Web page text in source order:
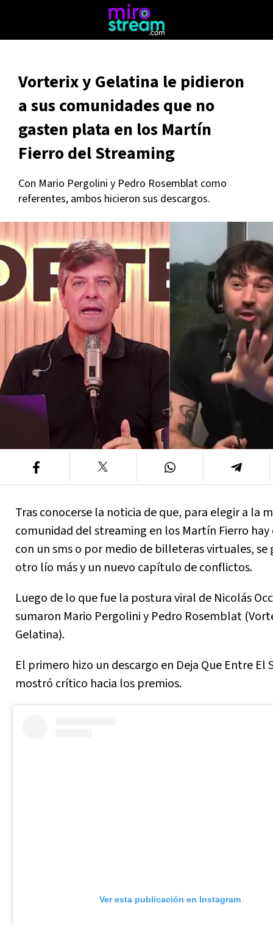
Vorterix y Gelatina le pidieron
a sus comunidades que no
gasten plata en los Martín
Fierro del Streaming
Con Mario Pergolini y Pedro Rosemblat como
referentes, ambos hicieron sus descargos.
Tras conocerse la noticia de que, para elegir a la
comunidad del streaming en los Martín Fierro
con un sms o por medio de billeteras virtuales, se
otro lío más y un nuevo capítulo de conflictos.
Luego de lo que fue la postura viral de Nicolás
sumaron Mario Pergolini y Pedro Rosemblat
Gelatina).
El primero hizo un descargo en Deja Que Entre El
mostró crítico hacia los premios.
Ver esta publicación en Instagram